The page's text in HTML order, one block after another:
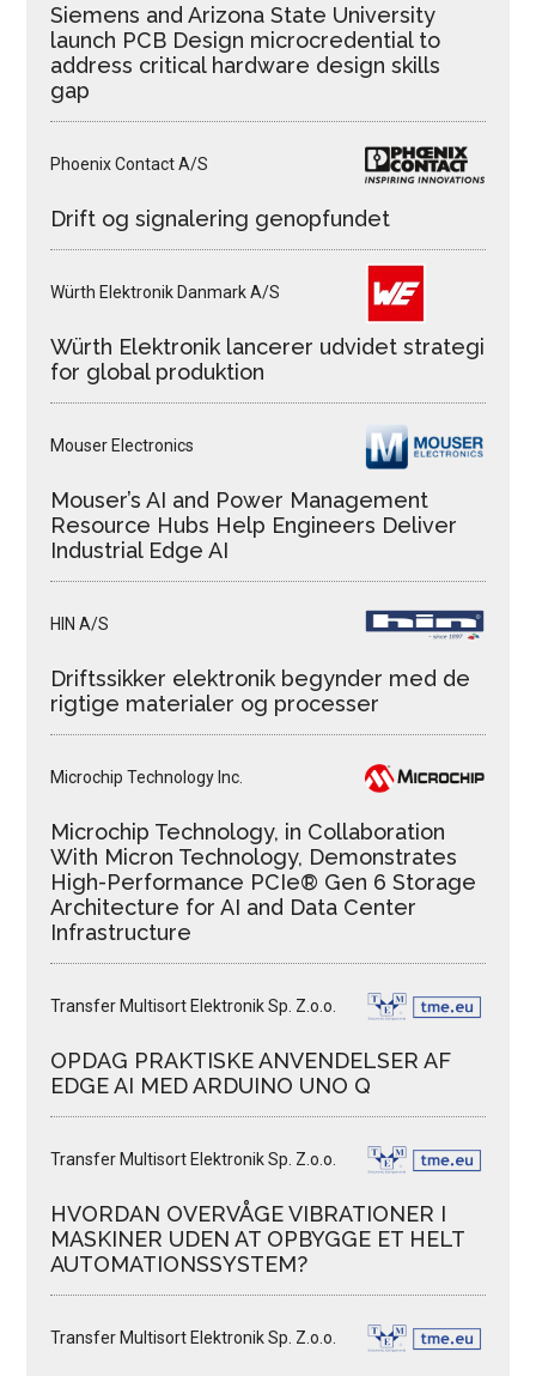
Siemens and Arizona State University
launch PCB Design microcredential to
address critical hardware design skills
gap
Phoenix Contact A/S
Drift og signalering genopfundet
Würth Elektronik Danmark A/S
Würth Elektronik lancerer udvidet strategi
for global produktion
Mouser Electronics
Mouser’s AI and Power Management
Resource Hubs Help Engineers Deliver
Industrial Edge AI
HIN A/S
Driftssikker elektronik begynder med de
rigtige materialer og processer
Microchip Technology Inc.
Microchip Technology, in Collaboration
With Micron Technology, Demonstrates
High-Performance PCIe® Gen 6 Storage
Architecture for AI and Data Center
Infrastructure
Transfer Multisort Elektronik Sp. Z.o.o.
OPDAG PRAKTISKE ANVENDELSER AF
EDGE AI MED ARDUINO UNO Q
Transfer Multisort Elektronik Sp. Z.o.o.
HVORDAN OVERVÅGE VIBRATIONER I
MASKINER UDEN AT OPBYGGE ET HELT
AUTOMATIONSSYSTEM?
Transfer Multisort Elektronik Sp. Z.o.o.